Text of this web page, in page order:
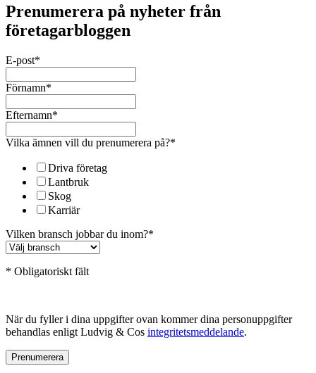
Prenumerera på nyheter från
företagarbloggen
E-post*
Förnamn*
Efternamn*
Vilka ämnen vill du prenumerera på?*
Driva företag
Lantbruk
Skog
Karriär
Vilken bransch jobbar du inom?*
* Obligatoriskt fält
När du fyller i dina uppgifter ovan kommer dina personuppgifter
behandlas enligt Ludvig & Cos integritetsmeddelande.